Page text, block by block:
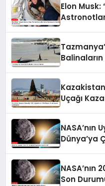
Elon
Kazakistan
Uçağı
NASA’nın
Dünya’ya
NASA’nın
Son